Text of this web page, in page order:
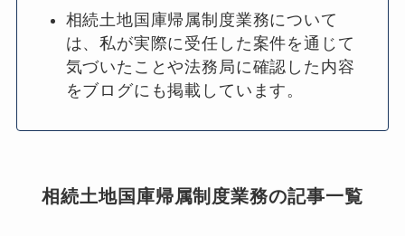
相続土地国庫帰属制度業務について
は、私が実際に受任した案件を通じて
気づいたことや法務局に確認した内容
をブログにも掲載しています。
相続土地国庫帰属制度業務の記事一覧